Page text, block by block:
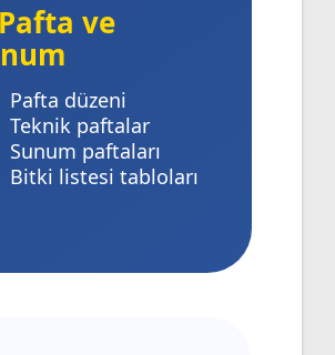
ve
Pafta düzeni
Teknik paftalar
Sunum paftaları
Bitki listesi tabloları